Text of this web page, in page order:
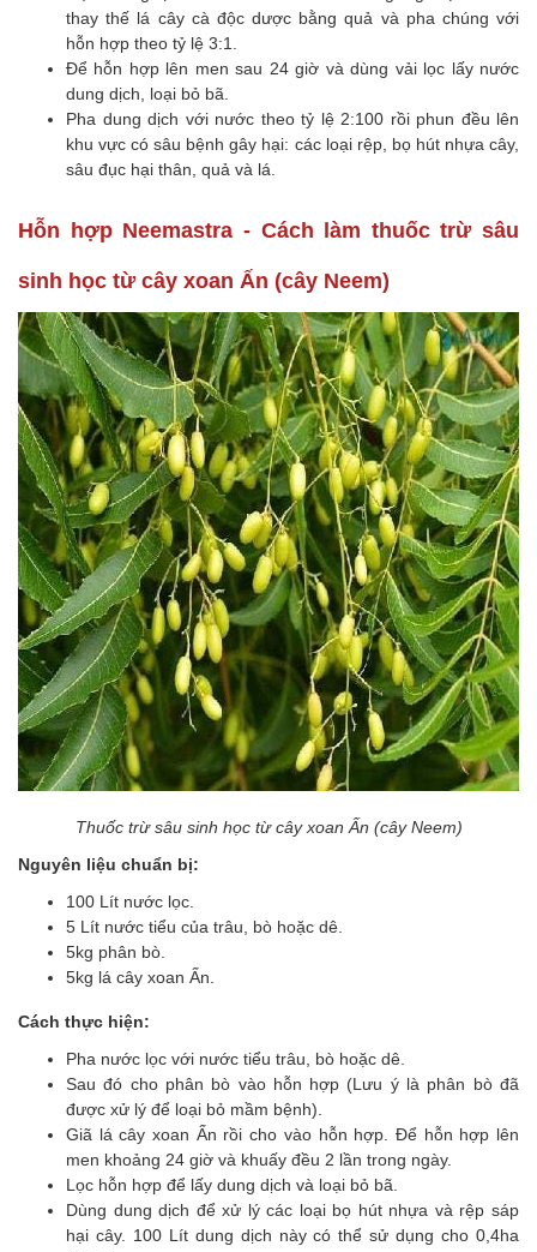
thay thế lá cây cà độc dược bằng quả và pha chúng với
hỗn hợp theo tỷ lệ 3:1.
Để hỗn hợp lên men sau 24 giờ và dùng vải lọc lấy nước
dung dịch, loại bỏ bã.
Pha dung dịch với nước theo tỷ lệ 2:100 rồi phun đều lên
khu vực có sâu bệnh gây hại: các loại rệp, bọ hút nhựa cây,
sâu đục hại thân, quả và lá.
Hỗn hợp Neemastra - Cách làm thuốc trừ sâu
sinh học từ cây xoan Ấn (cây Neem)
Thuốc trừ sâu sinh học từ cây xoan Ấn (cây Neem)
Nguyên liệu chuẩn bị:
100 Lít nước lọc.
5 Lít nước tiểu của trâu, bò hoặc dê.
5kg phân bò.
5kg lá cây xoan Ấn.
Cách thực hiện:
Pha nước lọc với nước tiểu trâu, bò hoặc dê.
Sau đó cho phân bò vào hỗn hợp (Lưu ý là phân bò đã
được xử lý để loại bỏ mầm bệnh).
Giã lá cây xoan Ấn rồi cho vào hỗn hợp. Để hỗn hợp lên
men khoảng 24 giờ và khuấy đều 2 lần trong ngày.
Lọc hỗn hợp để lấy dung dịch và loại bỏ bã.
Dùng dung dịch để xử lý các loại bọ hút nhựa và rệp sáp
hại cây. 100 Lít dung dịch này có thể sử dụng cho 0,4ha